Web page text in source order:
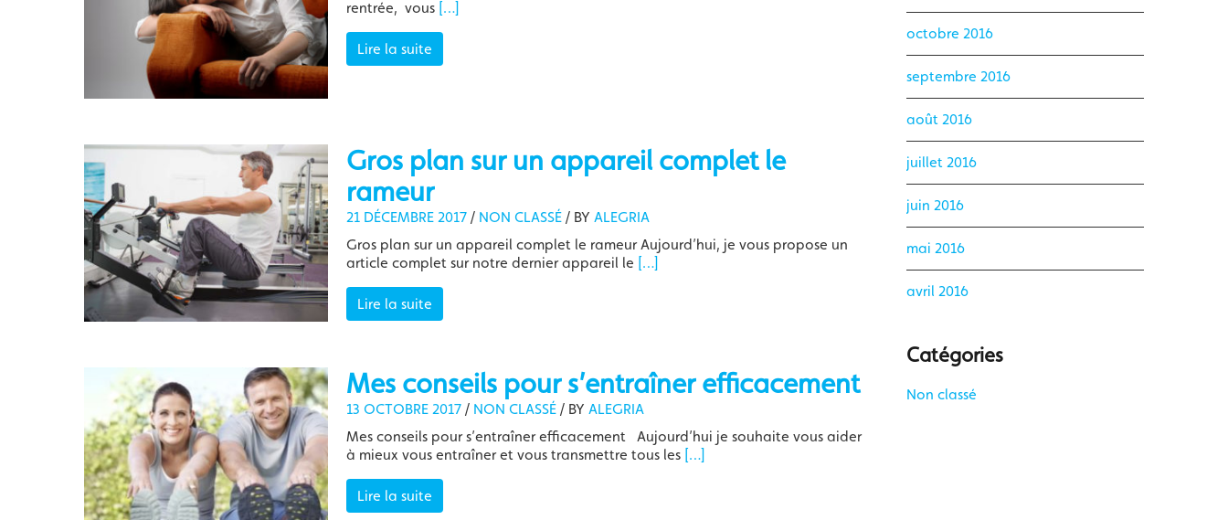
rentrée, vous […]
Lire la suite
Gros plan sur un appareil complet le
rameur
21 DÉCEMBRE 2017 / NON CLASSÉ / BY ALEGRIA
Gros plan sur un appareil complet le rameur Aujourd’hui, je vous propose un
article complet sur notre dernier appareil le […]
Lire la suite
Mes conseils pour s’entraîner efficacement
13 OCTOBRE 2017 / NON CLASSÉ / BY ALEGRIA
Mes conseils pour s’entraîner efficacement Aujourd’hui je souhaite vous aider
à mieux vous entraîner et vous transmettre tous les […]
Lire la suite
octobre 2016
septembre 2016
août 2016
juillet 2016
juin 2016
mai 2016
avril 2016
Catégories
Non classé